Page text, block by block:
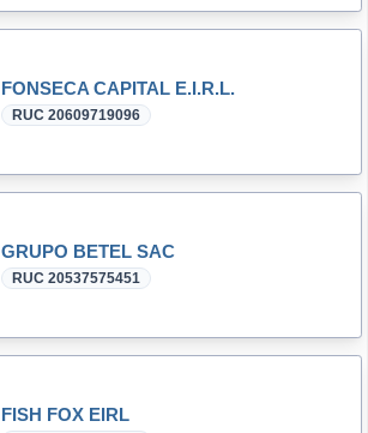
FONSECA CAPITAL E.I.R.L.
RUC 20609719096
GRUPO BETEL SAC
RUC 20537575451
FISH FOX EIRL